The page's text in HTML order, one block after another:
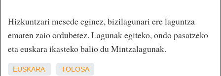
Hizkuntzari mesede eginez, bizilagunari ere laguntza
ematen zaio ordubetez. Lagunak egiteko, ondo pasatzeko
eta euskara ikasteko balio du Mintzalagunak.
EUSKARA TOLOSA